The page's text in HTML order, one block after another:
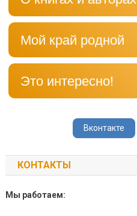
Мой край родной
Это интересно!
Вконтакте
КОНТАКТЫ
Мы работаем: